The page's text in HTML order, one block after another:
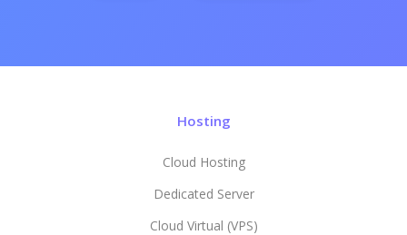
Hosting
Cloud Hosting
Dedicated Server
Cloud Virtual (VPS)